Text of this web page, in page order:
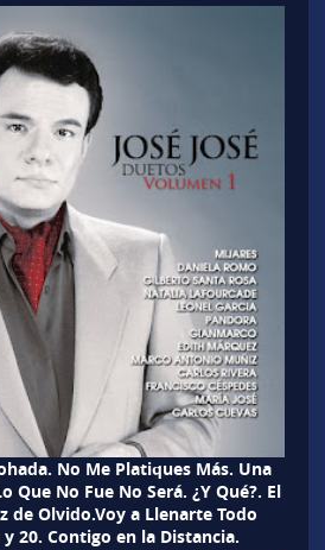
No Me Platiques Más. Una
Que No Fue No Será. ¿Y Qué?. El
de Olvido.Voy a Llenarte Todo
y 20. Contigo en la Distancia.